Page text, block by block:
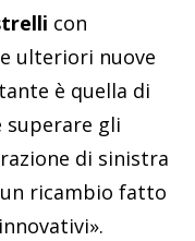
con
ulteriori nuove
è quella di
superare gli
di sinistra
ricambio fatto